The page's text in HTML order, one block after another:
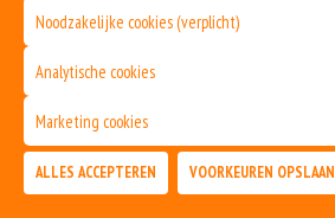
Noodzakelijke cookies (verplicht)
Analytische cookies
Marketing cookies
ALLES ACCEPTEREN VOORKEUREN OPSLAAN